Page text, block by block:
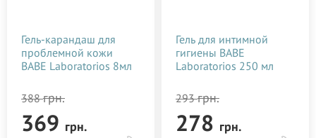
Гель-карандаш для
проблемной кожи
BABE Laboratorios 8мл
388грн.
369 грн.
Гель для интимной
гигиены BABE
Laboratorios 250 мл
293грн.
278 грн.